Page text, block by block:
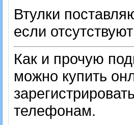
Втулки
если
Как и прочую
можно купить
телефонам.